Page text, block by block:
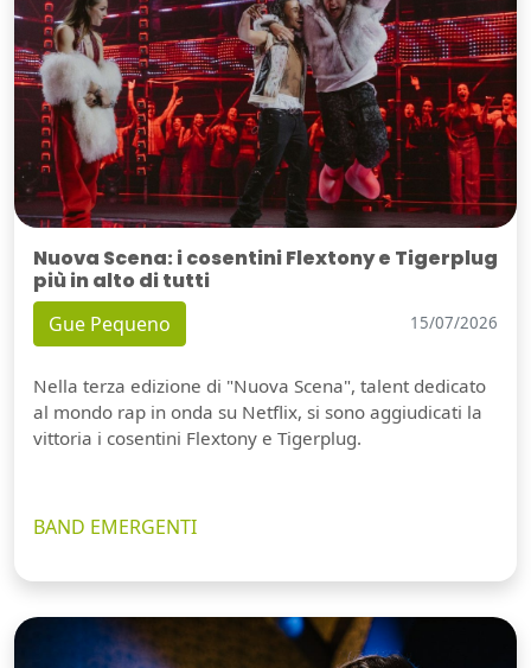
Nuova Scena: i cosentini Flextony e Tigerplug
più in alto di tutti
Gue Pequeno 15/07/2026
Nella terza edizione di "Nuova Scena", talent dedicato
al mondo rap in onda su Netflix, si sono aggiudicati la
vittoria i cosentini Flextony e Tigerplug.
BAND EMERGENTI